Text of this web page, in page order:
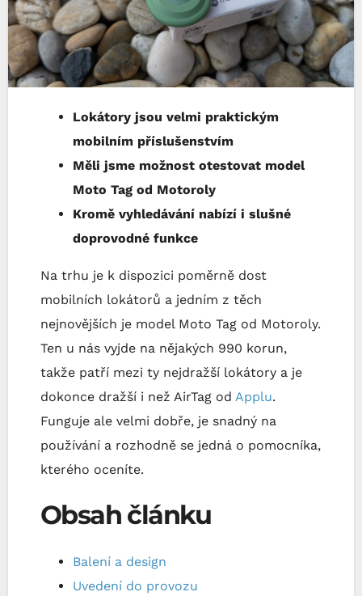
Lokátory jsou velmi praktickým
mobilním příslušenstvím
Měli jsme možnost otestovat model
Moto Tag od Motoroly
Kromě vyhledávání nabízí i slušné
doprovodné funkce
Na trhu je k dispozici poměrně dost
mobilních lokátorů a jedním z těch
nejnovějších je model Moto Tag od Motoroly.
Ten u nás vyjde na nějakých 990 korun,
takže patří mezi ty nejdražší lokátory a je
dokonce dražší i než AirTag od Applu.
Funguje ale velmi dobře, je snadný na
používání a rozhodně se jedná o pomocníka,
kterého oceníte.
Obsah článku
Balení a design
Uvedení do provozu